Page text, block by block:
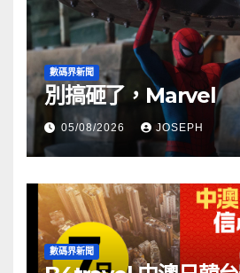
數碼界新聞
別搞砸了，Marvel
05/08/2026 JOSEPH
數碼界新聞